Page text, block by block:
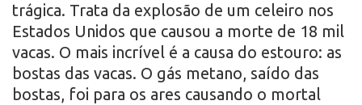
trágica. Trata da explosão de um celeiro nos
Estados Unidos que causou a morte de 18 mil
vacas. O mais incrível é a causa do estouro: as
bostas das vacas. O gás metano, saído das
bostas, foi para os ares causando o mortal